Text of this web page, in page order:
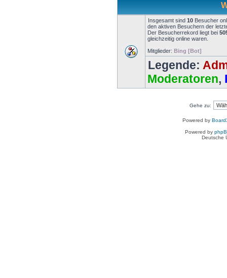
Insgesamt sind 10 Besucher
den aktiven Besuchern der
Der Besucherrekord liegt bei
gleichzeitig online waren.
Mitglieder: Bing [Bot]
Legende:
Moderatoren,
Gehe zu:
Powered by
Powered by
Deutsche